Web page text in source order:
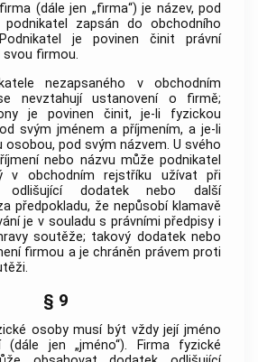
(dále jen „firma“) je název, pod
zapsán do obchodního
je povinen činit právní
svou firmou.
nezapsaného v obchodním
nevztahují ustanovení o firmě;
je povinen činit, je-li fyzickou
svým jménem a příjmením, a je-li
osobou, pod svým názvem. U svého
nebo názvu může podnikatel
v obchodním rejstříku užívat při
dodatek nebo další
předpokladu, že nepůsobí klamavě
je v souladu s právními předpisy i
soutěže; takový dodatek nebo
firmou a je chráněn právem proti
.
§ 9
osoby musí být vždy její jméno
(dále jen „jméno“). Firma fyzické